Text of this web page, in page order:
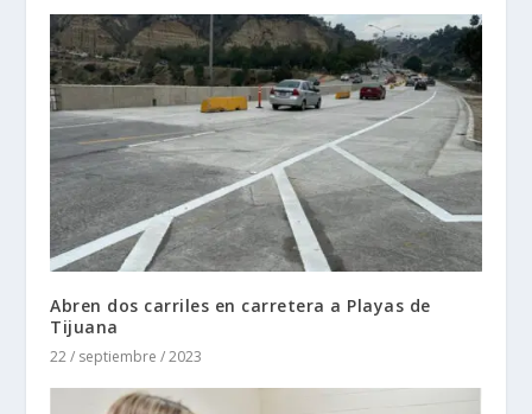
Abren dos carriles en carretera a Playas de
Tijuana
22 / septiembre / 2023